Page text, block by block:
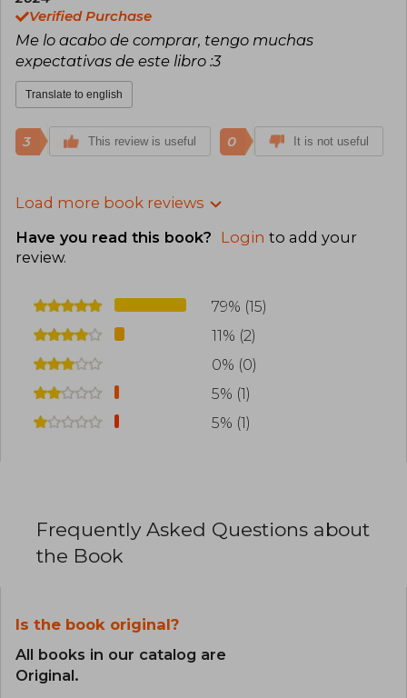
Verified Purchase
Me lo acabo de comprar, tengo muchas
expectativas de este libro :3
Translate to english
3 This review is useful 0 It is not useful
Load more book reviews
Have you read this book? Login to add your
review.
79% (15)
11% (2)
0% (0)
5% (1)
5% (1)
Frequently Asked Questions about
the Book
Is the book original?
All books in our catalog are
Original.